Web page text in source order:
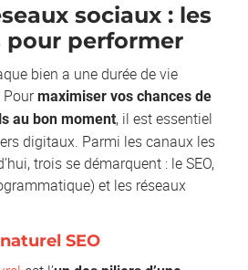
sociaux : les
pour performer
bien a une durée de vie
Pourmaximiser vos chances de
au bon moment, il est essentiel
digitaux. Parmi les canaux les
trois se démarquent : le SEO,
et les réseaux
SEO